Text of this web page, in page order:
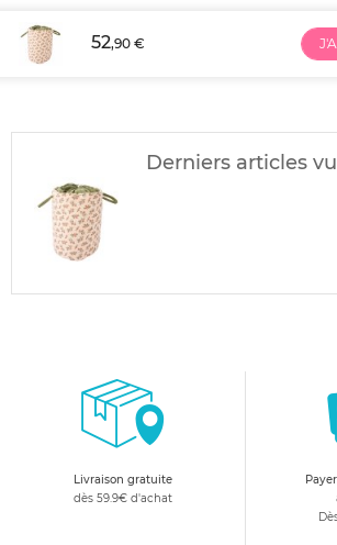
52,90 €
Derniers articles
Livraison gratuite
dès 59.9€ d'achat